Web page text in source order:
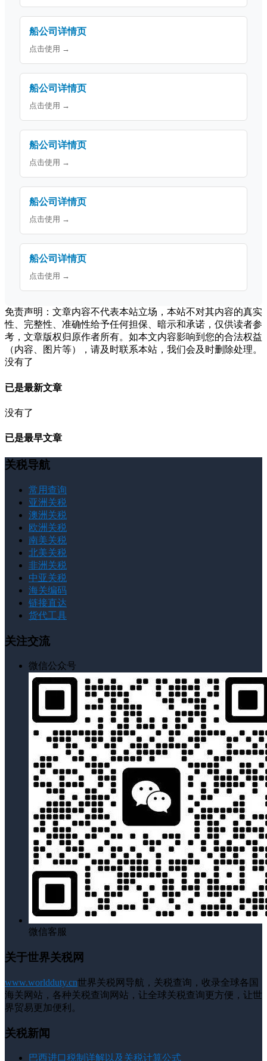
船公司详情页
点击使用 →
船公司详情页
点击使用 →
船公司详情页
点击使用 →
船公司详情页
点击使用 →
船公司详情页
点击使用 →
免责声明：文章内容不代表本站立场，本站不对其内容的真实
性、完整性、准确性给予任何担保、暗示和承诺，仅供读者参
考，文章版权归原作者所有。如本文内容影响到您的合法权益
（内容、图片等），请及时联系本站，我们会及时删除处理。
没有了
已是最新文章
没有了
已是最早文章
关税导航
常用查询
亚洲关税
澳洲关税
欧洲关税
南美关税
北美关税
非洲关税
中亚关税
海关编码
链接直达
货代工具
关注交流
微信公众号
微信客服
关于世界关税网
www.worldduty.cn世界关税网导航，关税查询，收录全球各国
海关网站，各种关税查询网站，让全球关税查询更方便，让世
界贸易更加便利。
关税新闻
巴西进口税制详解以及关税计算公式